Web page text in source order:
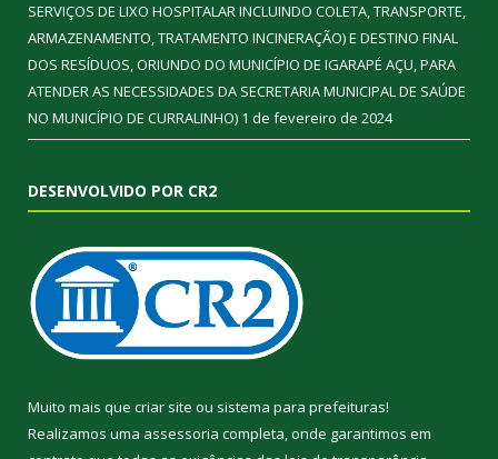
SERVIÇOS DE LIXO HOSPITALAR INCLUINDO COLETA, TRANSPORTE,
ARMAZENAMENTO, TRATAMENTO INCINERAÇÃO) E DESTINO FINAL
DOS RESÍDUOS, ORIUNDO DO MUNICÍPIO DE IGARAPÉ AÇU, PARA
ATENDER AS NECESSIDADES DA SECRETARIA MUNICIPAL DE SAÚDE
NO MUNICÍPIO DE CURRALINHO) 1 de fevereiro de 2024
DESENVOLVIDO POR CR2
Muito mais que criar site ou sistema para prefeituras!
Realizamos uma assessoria completa, onde garantimos em